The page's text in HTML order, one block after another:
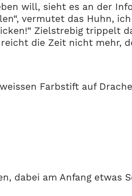
will, sieht es an der
vermutet das Huhn,
Zielstrebig trippelt
die Zeit nicht mehr,
Farbstift auf
dabei am Anfang etwas